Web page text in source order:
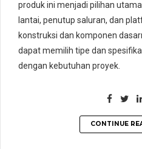
produk ini menjadi pilihan
lantai, penutup saluran, dan
konstruksi dan komponen
dapat memilih tipe dan
dengan kebutuhan proyek.
CONTINUE